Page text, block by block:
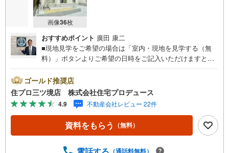
画像36枚
おすすめポイント 廣田 康二
■現地見学をご希望の場合は「室内・現地を見学する（無
料）」ボタンよりご希望の日時をご記入いただけますとス
泉区・戸塚区・保土ケ谷区・大和市の不動産売買専門会社
です！ 最新物件情報や当社限定の物件情報も多数ご用意！
お気軽にお問合せ下さい!! -------------- 弊社独自の住宅ローン
提案システム 弊社ではファイナンシャル専門スタッフによ
る【丁寧な資金アドバイス】【ファイナンシャルプラン提
案書の作成】を随時行っております。意外に知らないお客
加入できる無料の生命保険】【13年間もらえる、国からの
ゴールド推奨店
住プロ三ツ境店 株式会社住宅プロデュース
4.9 不動産会社レビュー 22件
資料をもらう （無料）
（通話料無料）